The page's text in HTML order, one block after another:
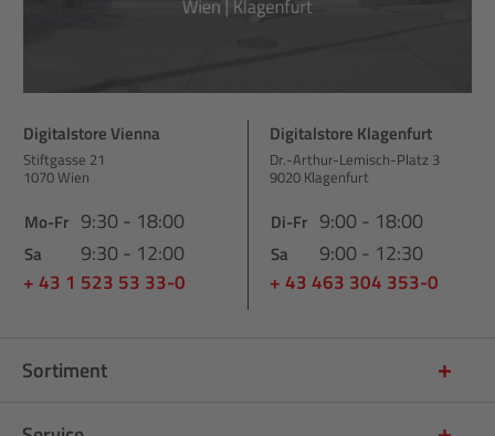
Digitalstore Vienna
Stiftgasse 21
1070 Wien
Mo-Fr 9:30 - 18:00
Sa 9:30 - 12:00
+ 43 1 523 53 33-0
Digitalstore Klagenfurt
Dr.-Arthur-Lemisch-Platz 3
9020 Klagenfurt
Di-Fr 9:00 - 18:00
Sa 9:00 - 12:30
+ 43 463 304 353-0
Sortiment